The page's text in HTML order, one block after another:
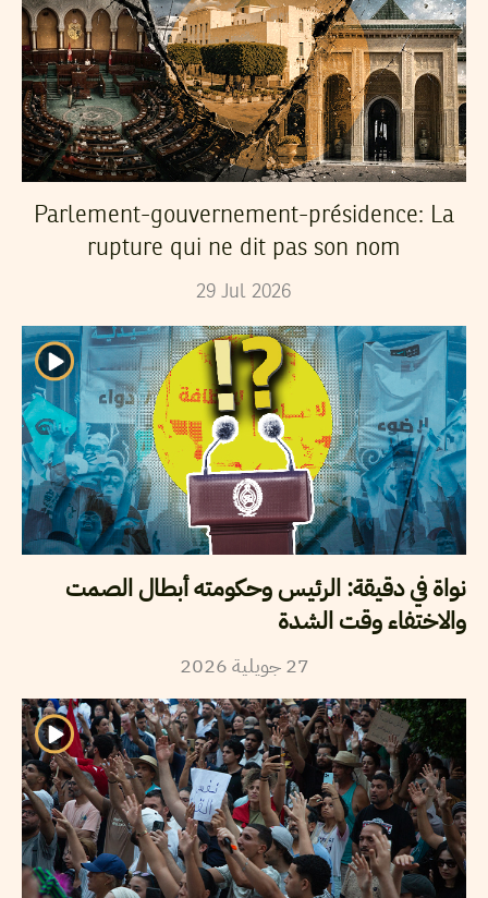
Parlement-gouvernement-présidence: La
rupture qui ne dit pas son nom
29 Jul 2026
نواة في دقيقة: الرئيس وحكومته أبطال الصمت
والاختفاء وقت الشدة
27 جويلية2026